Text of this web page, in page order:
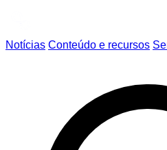
Notícias Conteúdo e recursos